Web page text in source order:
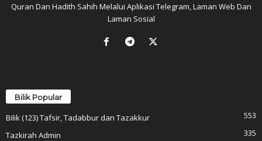
Quran Dan Hadith Sahih Melalui Aplikasi Telegram, Laman Web Dan
Laman Sosial
Bilik Popular
Bilik (123) Tafsir, Tadabbur dan Tazakkur
553
Tazkirah Admin
335